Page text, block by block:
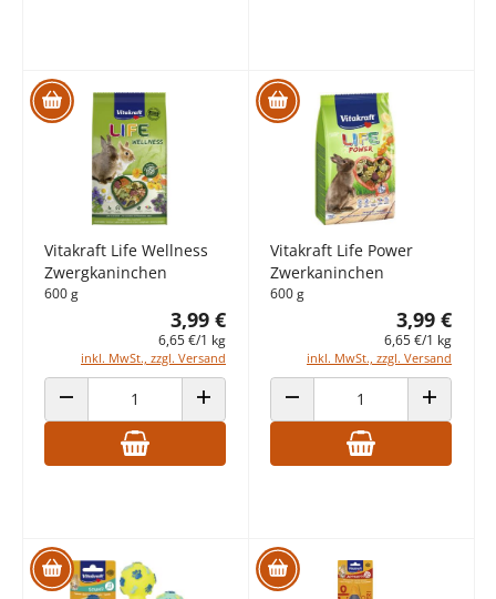
Vitakraft Life Wellness
Zwergkaninchen
600 g
3,99 €
6,65 €/1 kg
inkl. MwSt., zzgl. Versand
ANZAHL VERRINGERN ANZAHL ERHÖHEN
Vitakraft Life Power
Zwerkaninchen
600 g
3,99 €
6,65 €/1 kg
inkl. MwSt., zzgl. Versand
ANZAHL VERRINGERN ANZAHL